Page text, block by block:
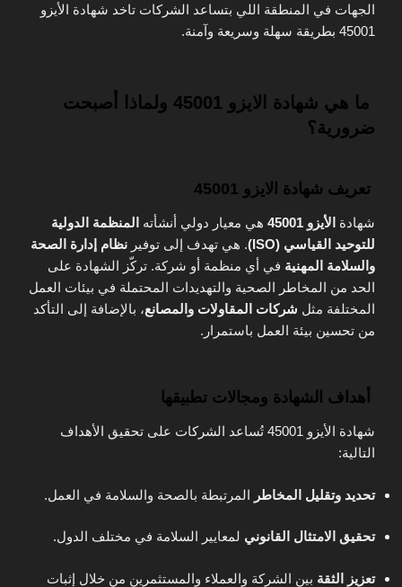
الجهات في المنطقة اللي بتساعد الشركات تاخد شهادة الأيزو
45001 بطريقة سهلة وسريعة وآمنة.
ما هي شهادة الايزو 45001 ولماذا أصبحت
ضرورية؟
تعريف شهادة الايزو 45001
شهادة الأيزو 45001 هي معيار دولي أنشأته المنظمة الدولية
للتوحيد القياسي (ISO)
. هي تهدف إلى توفير نظام إدارة الصحة
والسلامة المهنية في أي منظمة أو شركة. تركّز الشهادة على
الحد من المخاطر الصحية والتهديدات المحتملة في بيئات العمل
المختلفة مثل شركات المقاولات والمصانع، بالإضافة إلى التأكد
من تحسين بيئة العمل باستمرار.
أهداف الشهادة ومجالات تطبيقها
شهادة الأيزو 45001 تُساعد الشركات على تحقيق الأهداف
التالية:
تحديد وتقليل المخاطر المرتبطة بالصحة والسلامة في العمل.
تحقيق الامتثال القانوني لمعايير السلامة في مختلف الدول.
تعزيز الثقة بين الشركة والعملاء والمستثمرين من خلال إثبات